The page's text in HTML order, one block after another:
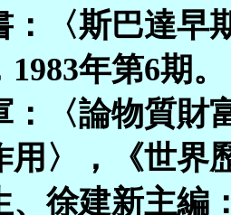
：〈斯巴達早
年第6期。
：〈論物質財
用〉，《世界
、徐建新主編